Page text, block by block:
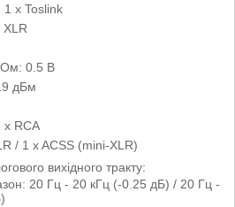
1 x Toslink
XLR
Ом: 0.5 В
дБм
х RCA
/ 1 x ACSS (mini-XLR)
вихідного тракту:
20 Гц - 20 кГц (-0.25 дБ) / 20 Гц -